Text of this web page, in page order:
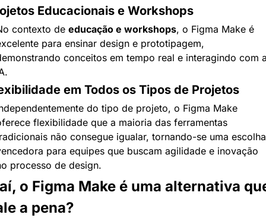
Educacionais e Workshops
contexto de educação e workshops, o Figma Make é
para ensinar design e prototipagem,
conceitos em tempo real e interagindo com
em Todos os Tipos de Projetos
do tipo de projeto, o Figma Make
flexibilidade que a maioria das ferramentas
não consegue igualar, tornando-se uma escolha
para equipes que buscam agilidade e inovação
processo de design.
o Figma Make é uma alternativa
a pena?